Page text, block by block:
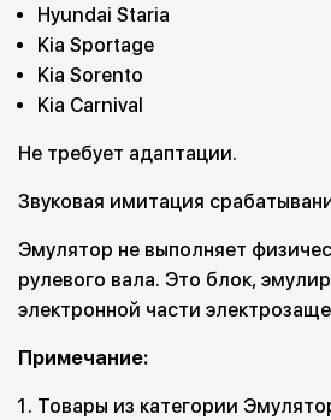
Hyundai Staria
Kia Sportage
Kia Sorento
Kia Carnival
Не требует адаптации.
Звуковая имитация
Эмулятор не выполняет
рулевого вала. Это блок,
электронной части
Примечание:
Товары из категории